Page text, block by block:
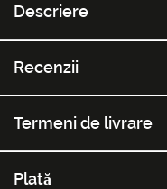
Descriere
Recenzii
Termeni de livrare
Plată